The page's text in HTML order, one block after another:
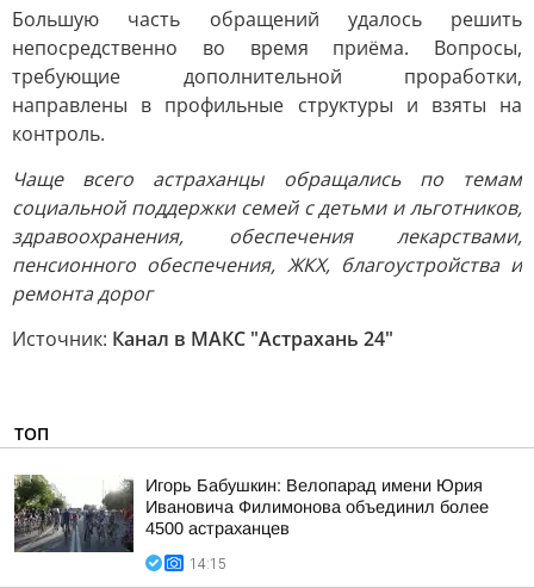
Большую часть обращений удалось решить
непосредственно во время приёма. Вопросы,
требующие дополнительной проработки,
направлены в профильные структуры и взяты на
контроль.
Чаще всего астраханцы обращались по темам
социальной поддержки семей с детьми и льготников,
здравоохранения, обеспечения лекарствами,
пенсионного обеспечения, ЖКХ, благоустройства и
ремонта дорог
Источник: Канал в МАКС "Астрахань 24"
ТОП
Игорь Бабушкин: Велопарад имени Юрия
Ивановича Филимонова объединил более
4500 астраханцев
14:15